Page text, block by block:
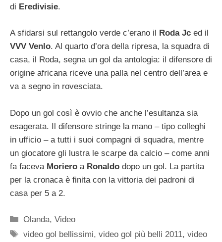
di Eredivisie.
A sfidarsi sul rettangolo verde c’erano il Roda Jc ed il
VVV Venlo. Al quarto d’ora della ripresa, la squadra di
casa, il Roda, segna un gol da antologia: il difensore di
origine africana riceve una palla nel centro dell’area e
va a segno in rovesciata.
Dopo un gol così è ovvio che anche l’esultanza sia
esagerata. Il difensore stringe la mano – tipo colleghi
in ufficio – a tutti i suoi compagni di squadra, mentre
un giocatore gli lustra le scarpe da calcio – come anni
fa faceva Moriero a Ronaldo dopo un gol. La partita
per la cronaca è finita con la vittoria dei padroni di
casa per 5 a 2.
Categorie
Olanda,Video
Tag
video gol bellissimi,video gol più belli 2011,video